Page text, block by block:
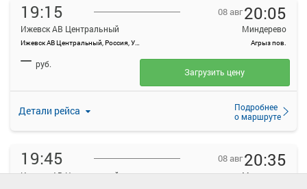
19:15
Ижевск АВ Центральный
Ижевск АВ Центральный, Россия, Удмуртская Республика, Ижевск, Красноармейская ул, 134А
08 авг20:05
Миндерево
Агрыз пов.
Детали рейса
Подробнее
о маршруте
— руб.
Загрузить цену
19:45
Ижевск АВ Центральный
08 авг20:35
Миндерево